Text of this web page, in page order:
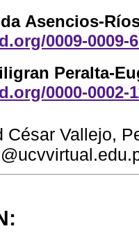
Asencios-
0009-0009-
Peralta-
0000-0002-
César Vallejo,